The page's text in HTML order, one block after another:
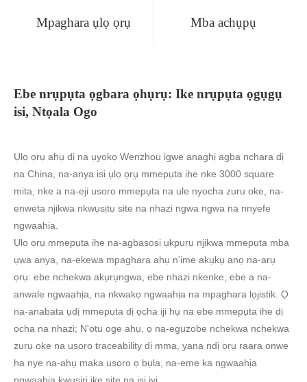
Mpaghara ụlọ ọrụ Mba achụpụ
Ebe nrụpụta ọgbara ọhụrụ: Ike nrụpụta ọgụgụ
isi, Ntọala Ogo
Ụlọ ọrụ ahụ dị na ụyọkọ Wenzhou igwe anaghị agba nchara dị
na China, na-anya isi ụlọ ọrụ mmepụta ihe nke 3000 square
mita, nke a na-eji usoro mmepụta na ule nyocha zuru oke, na-
enweta njikwa nkwụsịtụ site na nhazi ngwa ngwa na nnyefe
ngwaahịa.
Ụlọ ọrụ mmepụta ihe na-agbasosi ụkpụrụ njikwa mmepụta mba
ụwa anya, na-ekewa mpaghara ahụ n'ime akụkụ anọ na-arụ
ọrụ: ebe nchekwa akụrụngwa, ebe nhazi nkenke, ebe a na-
anwale ngwaahịa, na nkwakọ ngwaahịa na mpaghara lọjistik. Ọ
na-anabata ụdị mmepụta dị ọcha iji hụ na ebe mmepụta ihe dị
ọcha na nhazi; N'otu oge ahụ, ọ na-eguzobe nchekwa nchekwa
zuru oke na usoro traceability dị mma, yana ndị ọrụ raara onwe
ha nye na-ahụ maka usoro ọ bụla, na-eme ka ngwaahịa